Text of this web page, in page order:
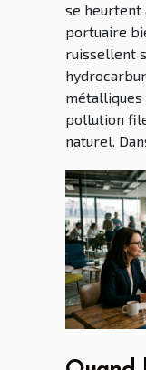
se heurtent
portuaire
ruissellent
pollution
naturel.